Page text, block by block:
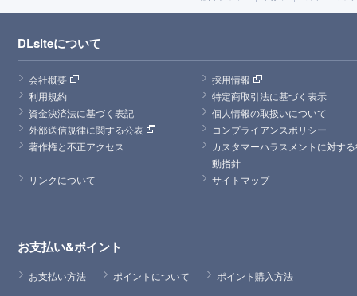
DLsiteについて
会社概要
採用情報
利用規約
特定商取引法に基づく表示
資金決済法に基づく表記
個人情報の取扱いについて
外部送信規律に関する公表
コンプライアンスポリシー
著作権と不正アクセス
カスタマーハラスメントに対す
動指針
リンクについて
サイトマップ
お支払い&ポイント
お支払い方法 ポイントについて ポイント購入方法